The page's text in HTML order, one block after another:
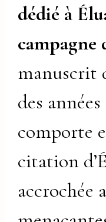
dédié à
campagne
manuscrit
des
comporte
citation
accrochée